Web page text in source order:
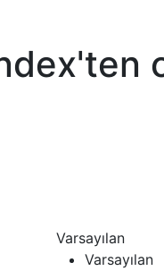
Varsayılan
Varsayılan